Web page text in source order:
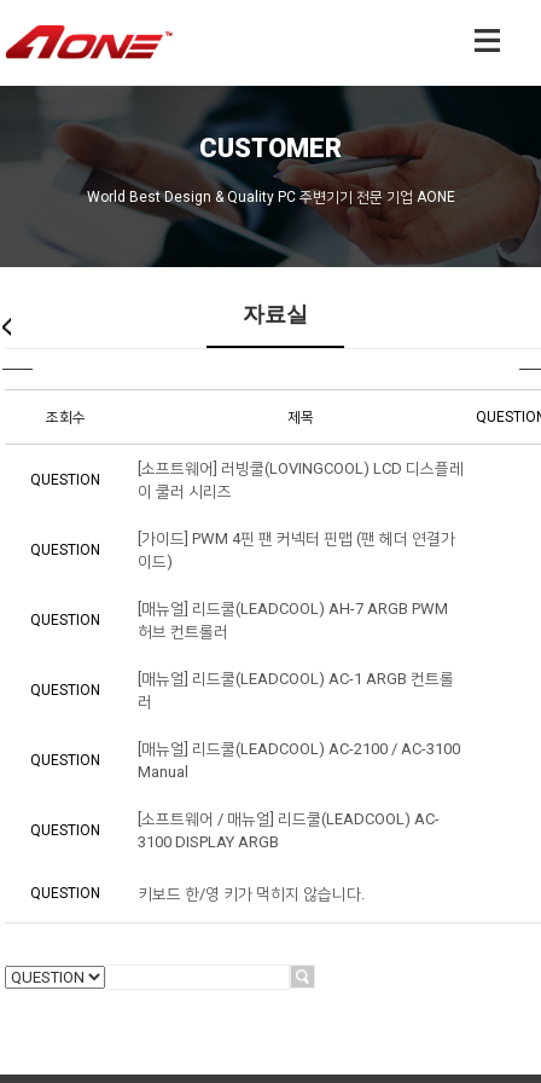
CUSTOMER
World Best Design & Quality PC 주변기기 전문 기업 AONE
자료실
조회수 제목
QUESTION
[소프트웨어] 러빙쿨(LOVINGCOOL) LCD 디스플레
이 쿨러 시리즈
QUESTION
[가이드] PWM 4핀 팬 커넥터 핀맵 (팬 헤더 연결가
이드)
QUESTION
[매뉴얼] 리드쿨(LEADCOOL) AH-7 ARGB PWM
허브 컨트롤러
QUESTION
[매뉴얼] 리드쿨(LEADCOOL) AC-1 ARGB 컨트롤
러
QUESTION
[매뉴얼] 리드쿨(LEADCOOL) AC-2100 / AC-3100
Manual
QUESTION
[소프트웨어 / 매뉴얼] 리드쿨(LEADCOOL) AC-
3100 DISPLAY ARGB
QUESTION 키보드 한/영 키가 먹히지 않습니다.